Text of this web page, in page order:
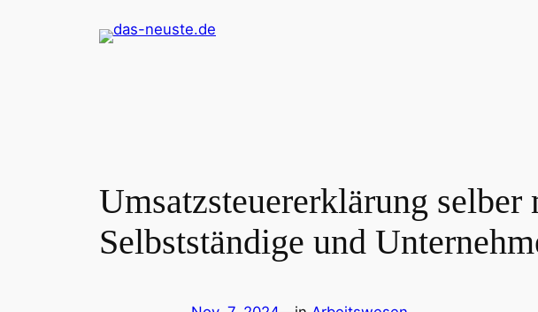
Umsatzsteuererklärung
Selbstständige und